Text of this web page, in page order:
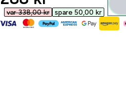
var 338,00 kr‎ spare 50,00 kr‎